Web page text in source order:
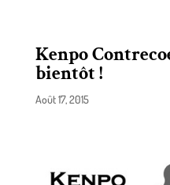
Kenpo
bientôt !
Août 17, 2015